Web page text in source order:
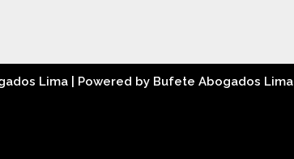
Lima | Powered by Bufete Abogados Lima